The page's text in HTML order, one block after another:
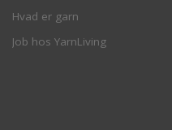
Hvad er garn
Job hos YarnLiving